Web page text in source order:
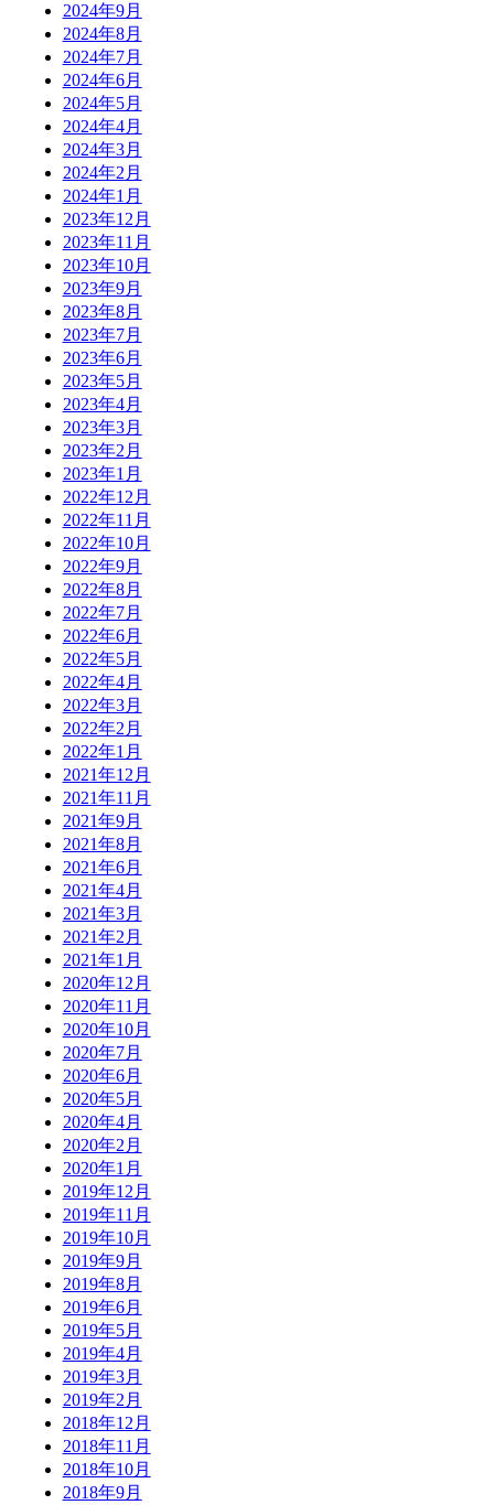
2024年9月
2024年8月
2024年7月
2024年6月
2024年5月
2024年4月
2024年3月
2024年2月
2024年1月
2023年12月
2023年11月
2023年10月
2023年9月
2023年8月
2023年7月
2023年6月
2023年5月
2023年4月
2023年3月
2023年2月
2023年1月
2022年12月
2022年11月
2022年10月
2022年9月
2022年8月
2022年7月
2022年6月
2022年5月
2022年4月
2022年3月
2022年2月
2022年1月
2021年12月
2021年11月
2021年9月
2021年8月
2021年6月
2021年4月
2021年3月
2021年2月
2021年1月
2020年12月
2020年11月
2020年10月
2020年7月
2020年6月
2020年5月
2020年4月
2020年2月
2020年1月
2019年12月
2019年11月
2019年10月
2019年9月
2019年8月
2019年6月
2019年5月
2019年4月
2019年3月
2019年2月
2018年12月
2018年11月
2018年10月
2018年9月